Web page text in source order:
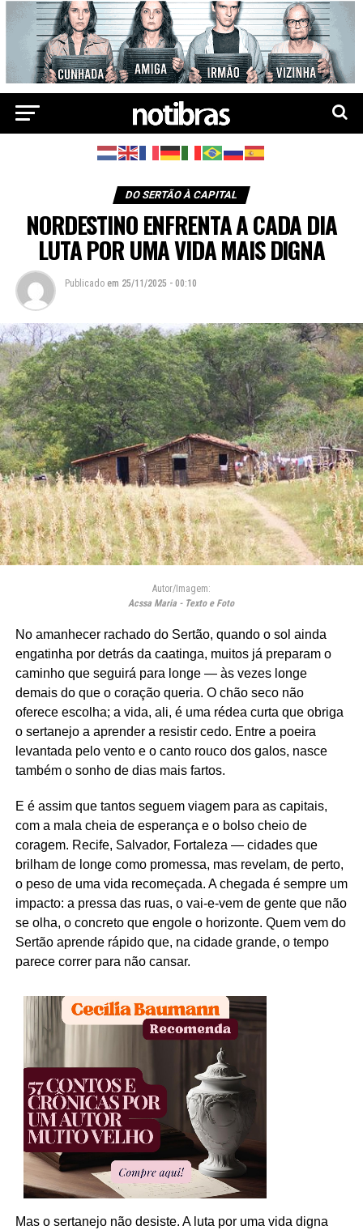
DO SERTÃO À CAPITAL
NORDESTINO ENFRENTA A CADA DIA
LUTA POR UMA VIDA MAIS DIGNA
Publicado em 25/11/2025 - 00:10
Autor/Imagem:
Acssa Maria - Texto e Foto
No amanhecer rachado do Sertão, quando o sol ainda
engatinha por detrás da caatinga, muitos já preparam o
caminho que seguirá para longe — às vezes longe
demais do que o coração queria. O chão seco não
oferece escolha; a vida, ali, é uma rédea curta que obriga
o sertanejo a aprender a resistir cedo. Entre a poeira
levantada pelo vento e o canto rouco dos galos, nasce
também o sonho de dias mais fartos.
E é assim que tantos seguem viagem para as capitais,
com a mala cheia de esperança e o bolso cheio de
coragem. Recife, Salvador, Fortaleza — cidades que
brilham de longe como promessa, mas revelam, de perto,
o peso de uma vida recomeçada. A chegada é sempre um
impacto: a pressa das ruas, o vai-e-vem de gente que não
se olha, o concreto que engole o horizonte. Quem vem do
Sertão aprende rápido que, na cidade grande, o tempo
parece correr para não cansar.
Mas o sertanejo não desiste. A luta por uma vida digna